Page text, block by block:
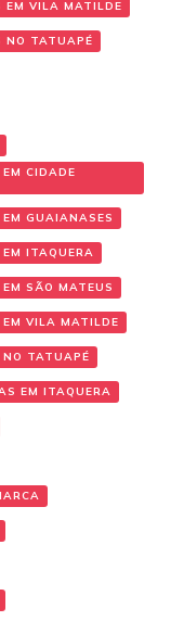
EM VILA MATILDE
NO TATUAPÉ
CIDADE
GUAIANASES
ITAQUERA
SÃO MATEUS
VILA MATILDE
NO TATUAPÉ
EM ITAQUERA